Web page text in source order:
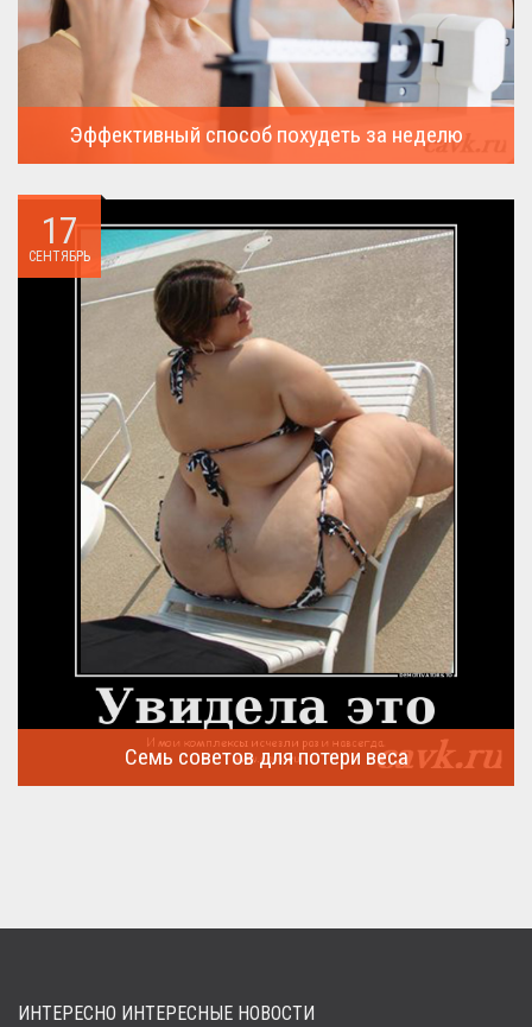
Эффективный способ похудеть за неделю
всегда...
17
СЕНТЯБРЬ
Семь советов для потери веса
ИНТЕРЕСНО ИНТЕРЕСНЫЕ НОВОСТИ